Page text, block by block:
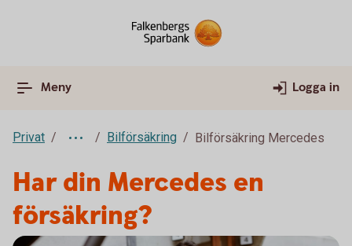
Meny Logga in
Privat Bilförsäkring Bilförsäkring Mercedes
Har din Mercedes en
försäkring?